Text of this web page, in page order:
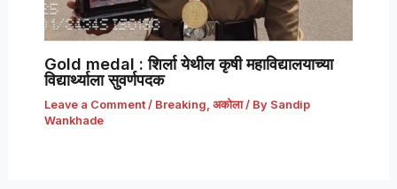
Gold medal : शिर्ला येथील कृषी महाविद्यालयाच्या
विद्यार्थ्याला सुवर्णपदक
Leave a Comment / Breaking, अकोला/ By Sandip
Wankhade